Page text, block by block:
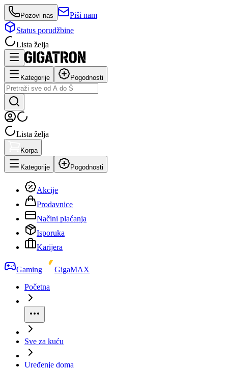
Pozovi nas
Piši nam
Status porudžbine
Lista želja
Kategorije Pogodnosti
Lista želja
Korpa
Kategorije Pogodnosti
Akcije
Prodavnice
Načini plaćanja
Isporuka
Karijera
Gaming
GigaMAX
Početna
Sve za kuću
Uređenje doma